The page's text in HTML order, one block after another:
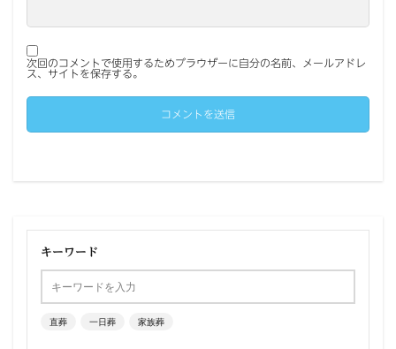
次回のコメントで使用するためブラウザーに自分の名前、メールアドレ
ス、サイトを保存する。
キーワード
直葬 一日葬 家族葬